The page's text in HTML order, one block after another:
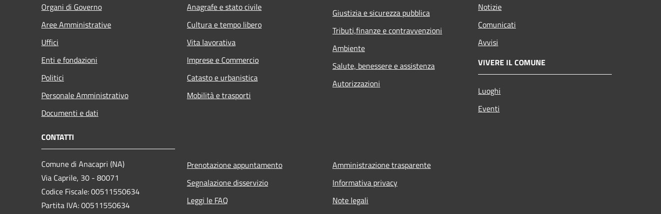
Organi di Governo
Aree Amministrative
Uffici
Enti e fondazioni
Politici
Personale Amministrativo
Documenti e dati
Anagrafe e stato civile
Cultura e tempo libero
Vita lavorativa
Imprese e Commercio
Catasto e urbanistica
Mobilità e trasporti
Giustizia e sicurezza pubblica
Tributi,finanze e contravvenzioni
Ambiente
Salute, benessere e assistenza
Autorizzazioni
Notizie
Comunicati
Avvisi
VIVERE IL COMUNE
Luoghi
Eventi
CONTATTI
Comune di Anacapri (NA)
Via Caprile, 30 - 80071
Codice Fiscale: 00511550634
Partita IVA: 00511550634
Prenotazione appuntamento
Segnalazione disservizio
Leggi le FAQ
Amministrazione trasparente
Informativa privacy
Note legali